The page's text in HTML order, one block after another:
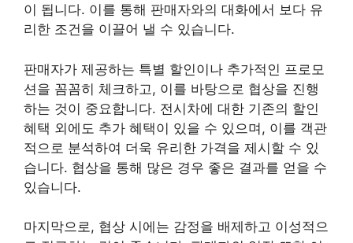
이 됩니다. 이를 통해 판매자와의 대화에서 보다 유
리한 조건을 이끌어 낼 수 있습니다.
판매자가 제공하는 특별 할인이나 추가적인 프로모
션을 꼼꼼히 체크하고, 이를 바탕으로 협상을 진행
하는 것이 중요합니다. 전시차에 대한 기존의 할인
혜택 외에도 추가 혜택이 있을 수 있으며, 이를 객관
적으로 분석하여 더욱 유리한 가격을 제시할 수 있
습니다. 협상을 통해 많은 경우 좋은 결과를 얻을 수
있습니다.
마지막으로, 협상 시에는 감정을 배제하고 이성적으